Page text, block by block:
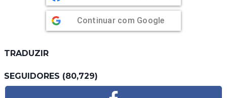
Continuar com Google
TRADUZIR
SEGUIDORES (80,729)